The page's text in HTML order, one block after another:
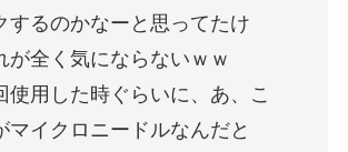
するのかなーと思ってたけ
が全く気にならないｗｗ
使用した時ぐらいに、あ、こ
マイクロニードルなんだと